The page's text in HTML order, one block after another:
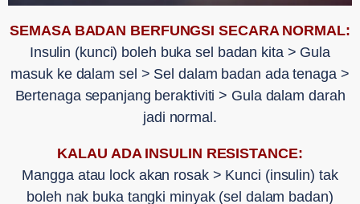
SEMASA BADAN BERFUNGSI SECARA NORMAL:
Insulin (kunci) boleh buka sel badan kita > Gula
masuk ke dalam sel > Sel dalam badan ada tenaga >
Bertenaga sepanjang beraktiviti > Gula dalam darah
jadi normal.
KALAU ADA INSULIN RESISTANCE:
Mangga atau lock akan rosak > Kunci (insulin) tak
boleh nak buka tangki minyak (sel dalam badan)